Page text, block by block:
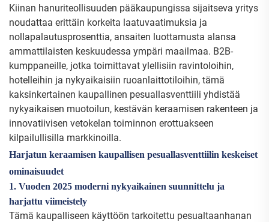
Kiinan hanuriteollisuuden pääkaupungissa sijaitseva yritys
noudattaa erittäin korkeita laatuvaatimuksia ja
nollapalautusprosenttia, ansaiten luottamusta alansa
ammattilaisten keskuudessa ympäri maailmaa. B2B-
kumppaneille, jotka toimittavat ylellisiin ravintoloihin,
hotelleihin ja nykyaikaisiin ruoanlaittotiloihin, tämä
kaksinkertainen kaupallinen pesuallasventtiili yhdistää
nykyaikaisen muotoilun, kestävän keraamisen rakenteen ja
innovatiivisen vetokelan toiminnon erottuakseen
kilpailullisilla markkinoilla.
Harjatun keraamisen kaupallisen pesuallasventtiilin keskeiset
ominaisuudet
1. Vuoden 2025 moderni nykyaikainen suunnittelu ja
harjattu viimeistely
Tämä kaupalliseen käyttöön tarkoitettu pesualtaanhanan